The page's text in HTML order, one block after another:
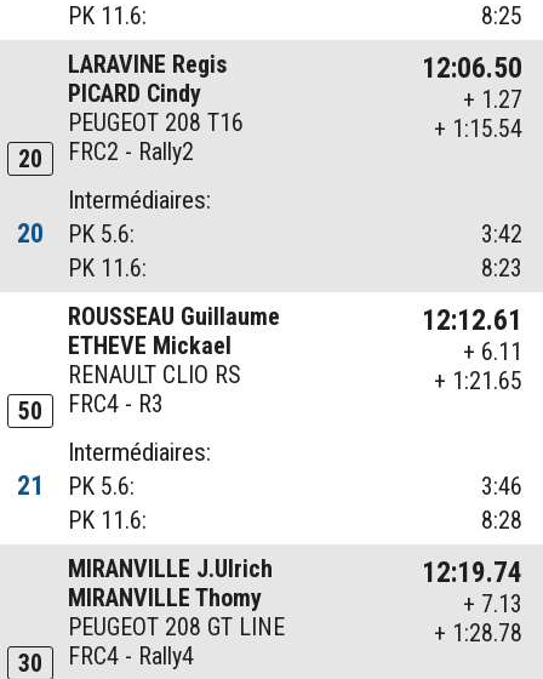
PK 11.6:
8:25
20
LARAVINE Regis
PICARD Cindy
PEUGEOT 208 T16
FRC2 - Rally2
12:06.50
+ 1.27
+ 1:15.54
20
Intermédiaires:
PK 5.6:
3:42
PK 11.6:
8:23
50
ROUSSEAU Guillaume
ETHEVE Mickael
RENAULT CLIO RS
FRC4 - R3
12:12.61
+ 6.11
+ 1:21.65
21
Intermédiaires:
PK 5.6:
3:46
PK 11.6:
8:28
30
MIRANVILLE J.Ulrich
MIRANVILLE Thomy
PEUGEOT 208 GT LINE
FRC4 - Rally4
12:19.74
+ 7.13
+ 1:28.78